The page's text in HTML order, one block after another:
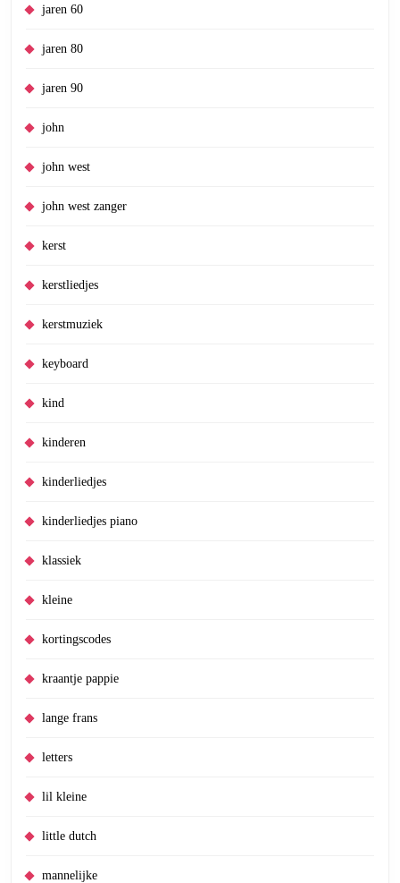
jaren 60
jaren 80
jaren 90
john
john west
john west zanger
kerst
kerstliedjes
kerstmuziek
keyboard
kind
kinderen
kinderliedjes
kinderliedjes piano
klassiek
kleine
kortingscodes
kraantje pappie
lange frans
letters
lil kleine
little dutch
mannelijke